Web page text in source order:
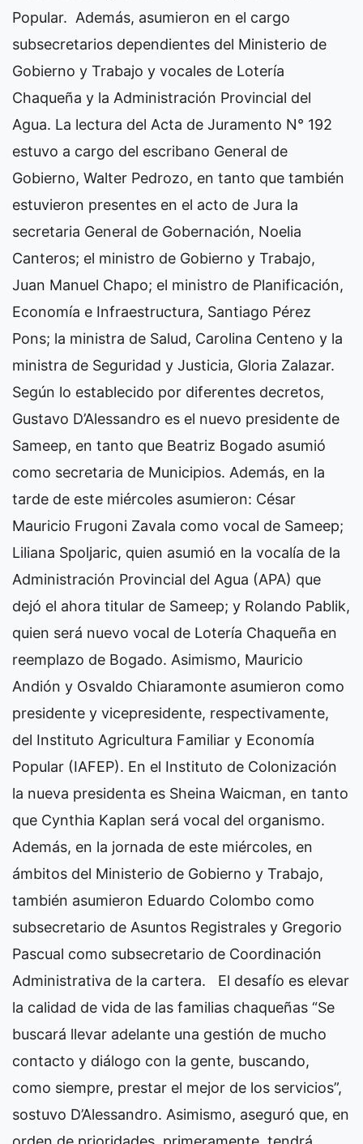
Popular. Además, asumieron en el cargo
subsecretarios dependientes del Ministerio de
Gobierno y Trabajo y vocales de Lotería
Chaqueña y la Administración Provincial del
Agua. La lectura del Acta de Juramento N° 192
estuvo a cargo del escribano General de
Gobierno, Walter Pedrozo, en tanto que también
estuvieron presentes en el acto de Jura la
secretaria General de Gobernación, Noelia
Canteros; el ministro de Gobierno y Trabajo,
Juan Manuel Chapo; el ministro de Planificación,
Economía e Infraestructura, Santiago Pérez
Pons; la ministra de Salud, Carolina Centeno y la
ministra de Seguridad y Justicia, Gloria Zalazar.
Según lo establecido por diferentes decretos,
Gustavo D’Alessandro es el nuevo presidente de
Sameep, en tanto que Beatriz Bogado asumió
como secretaria de Municipios. Además, en la
tarde de este miércoles asumieron: César
Mauricio Frugoni Zavala como vocal de Sameep;
Liliana Spoljaric, quien asumió en la vocalía de la
Administración Provincial del Agua (APA) que
dejó el ahora titular de Sameep; y Rolando Pablik,
quien será nuevo vocal de Lotería Chaqueña en
reemplazo de Bogado. Asimismo, Mauricio
Andión y Osvaldo Chiaramonte asumieron como
presidente y vicepresidente, respectivamente,
del Instituto Agricultura Familiar y Economía
Popular (IAFEP). En el Instituto de Colonización
la nueva presidenta es Sheina Waicman, en tanto
que Cynthia Kaplan será vocal del organismo.
Además, en la jornada de este miércoles, en
ámbitos del Ministerio de Gobierno y Trabajo,
también asumieron Eduardo Colombo como
subsecretario de Asuntos Registrales y Gregorio
Pascual como subsecretario de Coordinación
Administrativa de la cartera.
El desafío es elevar
la calidad de vida de las familias chaqueñas “Se
buscará llevar adelante una gestión de mucho
contacto y diálogo con la gente, buscando,
como siempre, prestar el mejor de los servicios”,
sostuvo D’Alessandro. Asimismo, aseguró que, en